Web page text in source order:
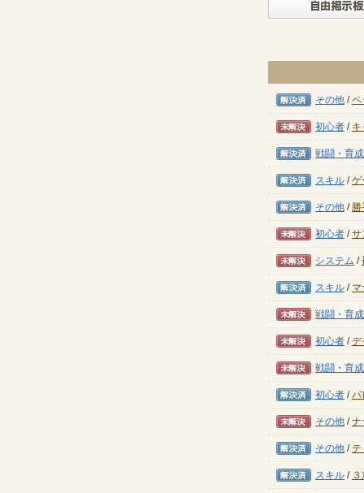
解決済み
その他 /ペ
未解決
初心者 / キ
解決済み
戦闘・育成
解決済み
スキル /ゲ
解決済み
その他 /
未解決
初心者 /サ
未解決
システム /
解決済み
スキル /
未解決
戦闘・育成
未解決
初心者 /デ
未解決
戦闘・育成
解決済み
初心者 /パ
未解決
その他 /ナ
解決済み
その他 /
解決済み
スキル /